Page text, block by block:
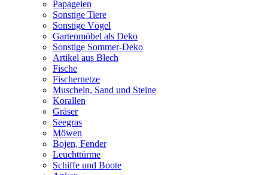
Papageien
Sonstige Tiere
Sonstige Vögel
Gartenmöbel als Deko
Sonstige Sommer-Deko
Artikel aus Blech
Fische
Fischernetze
Muscheln, Sand und Steine
Korallen
Gräser
Seegras
Möwen
Bojen, Fender
Leuchttürme
Schiffe und Boote